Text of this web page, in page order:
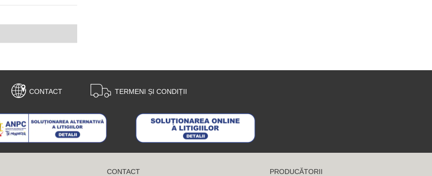
CONTACT TERMENI ȘI CONDIȚII
CONTACT PRODUCĂTORII